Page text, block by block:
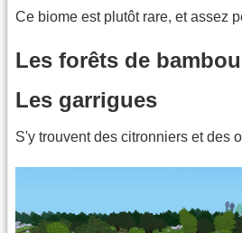
Ce biome est plutôt rare, et assez
Les forêts de
Les garrigues
S'y trouvent des citronniers et des